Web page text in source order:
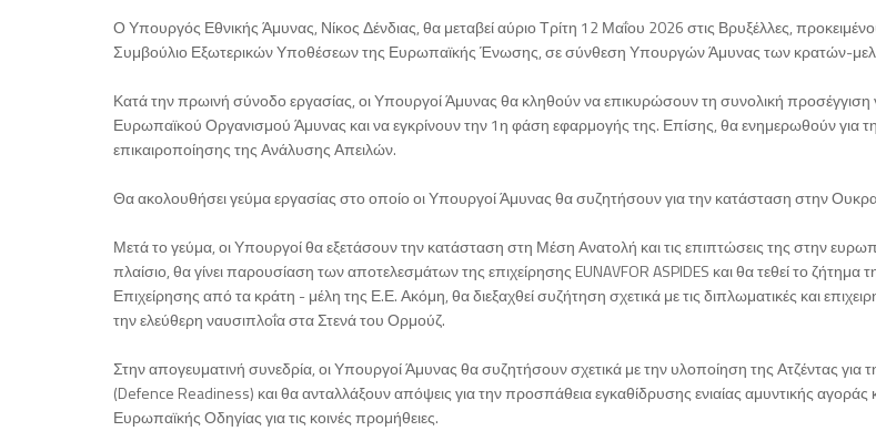
Ο Υπουργός Εθνικής Άμυνας, Νίκος Δένδιας, θα μεταβεί αύριο Τρίτη 12 Μαΐου 2026 στις Βρυξέλλες,
Συμβούλιο Εξωτερικών Υποθέσεων της Ευρωπαϊκής Ένωσης, σε σύνθεση Υπουργών Άμυνας των κρατών-
Κατά την πρωινή σύνοδο εργασίας, οι Υπουργοί Άμυνας θα κληθούν να επικυρώσουν τη συνολική προσέγγιση
Ευρωπαϊκού Οργανισμού Άμυνας και να εγκρίνουν την 1η φάση εφαρμογής της. Επίσης, θα ενημερωθούν για τη
επικαιροποίησης της Ανάλυσης Απειλών.
Θα ακολουθήσει γεύμα εργασίας στο οποίο οι Υπουργοί Άμυνας θα συζητήσουν για την κατάσταση στην
Μετά το γεύμα, οι Υπουργοί θα εξετάσουν την κατάσταση στη Μέση Ανατολή και τις επιπτώσεις της στην
πλαίσιο, θα γίνει παρουσίαση των αποτελεσμάτων της επιχείρησης EUNAVFOR ASPIDES και θα τεθεί το ζήτημα
Επιχείρησης από τα κράτη - μέλη της Ε.Ε. Ακόμη, θα διεξαχθεί συζήτηση σχετικά με τις διπλωματικές και
την ελεύθερη ναυσιπλοΐα στα Στενά του Ορμούζ.
Στην απογευματινή συνεδρία, οι Υπουργοί Άμυνας θα συζητήσουν σχετικά με την υλοποίηση της Ατζέντας για
(Defence Readiness) και θα ανταλλάξουν απόψεις για την προσπάθεια εγκαθίδρυσης ενιαίας αμυντικής
Ευρωπαϊκής Οδηγίας για τις κοινές προμήθειες.